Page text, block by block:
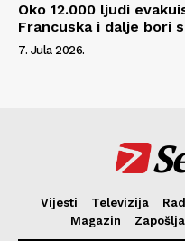
Oko 12.000 ljudi
Francuska i dalje bori
7. Jula 2026.
Vijesti Televizija
Magazin